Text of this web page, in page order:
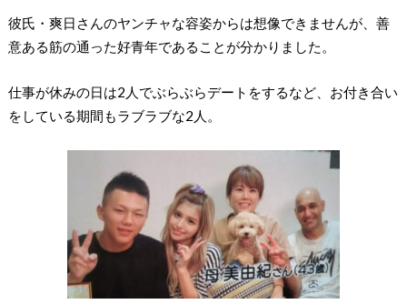
彼氏・爽日さんのヤンチャな容姿からは想像できませんが、善
意ある筋の通った好青年であることが分かりました。
仕事が休みの日は2人でぶらぶらデートをするなど、お付き合い
をしている期間もラブラブな2人。